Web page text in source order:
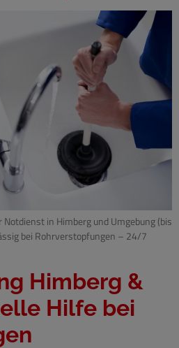
in Himberg und Umgebung (bis
bei Rohrverstopfungen – 24/7
Himberg &
Hilfe bei